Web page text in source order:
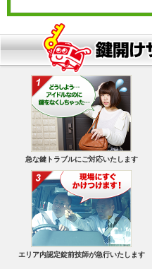
急な鍵トラブルにご対応いたします
エリア内認定錠前技師が急行いたします